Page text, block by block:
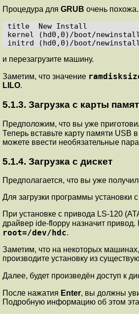
Процедура для GRUB очень
title  New Install
kernel (hd0,0)/boot/
и перезагрузите машину.
Заметим, что значение
LILO.
5.1.3. Загрузка с карты
Предположим, что вы уже
Теперь вставьте карту памяти USB
можете ввести необязательные
5.1.4. Загрузка с дискет
Предполагается, что вы уже
Для загрузки программы установки
При установке с привода LS-120
драйвер ide-floppy назначит
root=/dev/hdc.
Заметим, что на некоторых
производите установку из
Далее, будет произведён доступ к
После нажатия Enter, вы должны
Подробную информацию об этом